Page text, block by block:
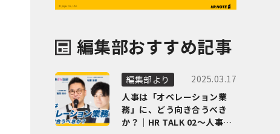
編集部おすすめ記事
編集部より
2025.03.17
人事は「オペレーション業
務」に、どう向き合うべき
か？｜HR TALK 02～人事DX